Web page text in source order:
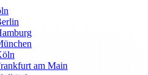
am Main